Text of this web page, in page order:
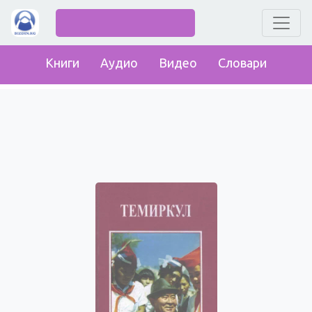
Книги Аудио Видео Словари